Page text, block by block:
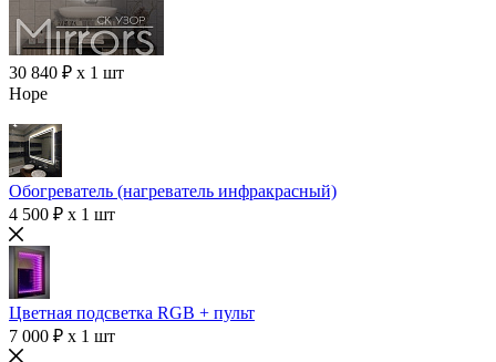
30 840 ₽ x 1 шт
Hope
Обогреватель (нагреватель инфракрасный)
4 500 ₽ x 1 шт
Цветная подсветка RGB + пульт
7 000 ₽ x 1 шт